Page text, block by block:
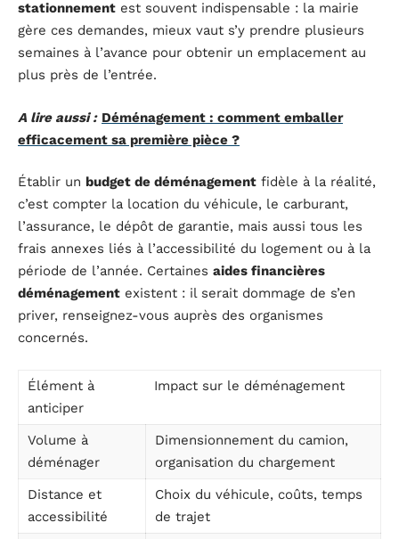
stationnement est souvent indispensable : la mairie
gère ces demandes, mieux vaut s’y prendre plusieurs
semaines à l’avance pour obtenir un emplacement au
plus près de l’entrée.
A lire aussi : Déménagement : comment emballer
efficacement sa première pièce ?
Établir un budget de déménagement fidèle à la réalité,
c’est compter la location du véhicule, le carburant,
l’assurance, le dépôt de garantie, mais aussi tous les
frais annexes liés à l’accessibilité du logement ou à la
période de l’année. Certaines aides financières
déménagement existent : il serait dommage de s’en
priver, renseignez-vous auprès des organismes
concernés.
Élément à
anticiper
Impact sur le déménagement
Volume à
déménager
Dimensionnement du camion,
organisation du chargement
Distance et
accessibilité
Choix du véhicule, coûts, temps
de trajet